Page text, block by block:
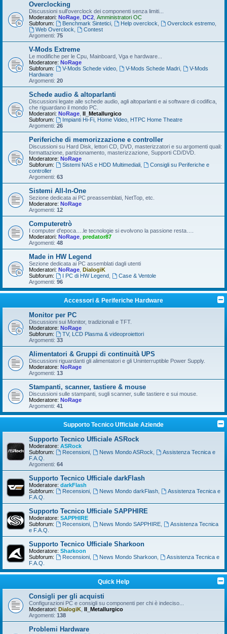
Overclocking
Discussioni sull'overclock dei componenti senza limiti...
Moderatori: NoRage DC2 Amministratori OC
Subforum:
Benchmark Sintetici, Help overclock Overclock estremo,
Web Overclock
Contest
Argomenti: 75
V-Mods Extreme
Le modifiche per le Cpu, Mainboard, Vga e hardware...
Moderatore: NoRage
Subforum:
V-Mods Schede video, V-Mods Schede Madri,
V-Mods
Hardware
Argomenti: 20
Schede audio & altoparlanti
Discussioni legate alle schede audio, agli altoparlanti e ai software di codifica,
che riguardano il mondo PC.
Moderatori: NoRage Il_Metallurgico
Subforum:
Impianti Hi-Fi, Home Video, HTPC Home Theatre
Argomenti: 26
Periferiche di memorizzazione e controller
Discussioni su Hard Disk, lettori CD, DVD, masterizzatori e su argomenti quali:
formattazione, partizionamento, masterizzazione, Supporti CD/DVD.
Moderatore: NoRage
Subforum:
Sistemi NAS e HDD Multimediali,
Consigli su Periferiche e
controller
Argomenti: 63
Sistemi All-In-One
Sezione dedicata ai PC preassemblati, NetTop, etc.
Moderatore: NoRage
Argomenti: 12
Computeretrò
I computer d'epoca….le tecnologie si evolvono la passione resta….
Moderatori: NoRage predator87
Argomenti: 48
Made in HW Legend
Sezione dedicata ai PC assemblati dagli utenti
Moderatori: NoRage DialogiK
Subforum:
I PC di HW Legend,
Case & Ventole
Argomenti: 96
Accessori & Periferiche Hardware
Monitor per PC
Discussioni sui Monitor, tradizionali e TFT.
Moderatore: NoRage
Subforum:
TV, LCD Plasma & videoproiettori
Argomenti: 33
Alimentatori & Gruppi di continuità UPS
Discussioni riguardanti gli alimentatori e gli Uninterruptible Power Supply.
Moderatore: NoRage
Argomenti: 13
Stampanti, scanner, tastiere & mouse
Discussioni sulle stampanti, sugli scanner, sulle tastiere e sui mouse.
Moderatore: NoRage
Argomenti: 41
Supporto Tecnico Ufficiale Aziende
Supporto Tecnico Ufficiale ASRock
Moderatore: ASRock
Subforum:
Recensioni, News Mondo ASRock
Assistenza Tecnica e
F.A.Q.
Argomenti: 64
Supporto Tecnico Ufficiale darkFlash
Moderatore: darkFlash
Subforum:
Recensioni, News Mondo darkFlash,
Assistenza Tecnica e
F.A.Q.
Supporto Tecnico Ufficiale SAPPHIRE
Moderatore: SAPPHIRE
Subforum:
Recensioni, News Mondo SAPPHIRE,
Assistenza Tecnica
e F.A.Q.
Supporto Tecnico Ufficiale Sharkoon
Moderatore: Sharkoon
Subforum:
Recensioni, News Mondo Sharkoon,
Assistenza Tecnica e
F.A.Q.
Quick Help
Consigli per gli acquisti
Configurazioni PC e consigli su componenti per chi è indeciso...
Moderatori: DialogiK Il_Metallurgico
Argomenti: 138
Problemi Hardware